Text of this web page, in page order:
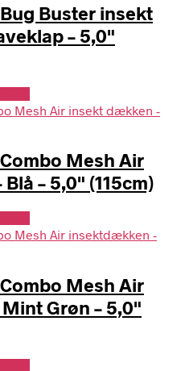
Buster insekt
– 5,0"
Mesh Air
– 5,0" (115cm)
Mesh Air
Grøn – 5,0"